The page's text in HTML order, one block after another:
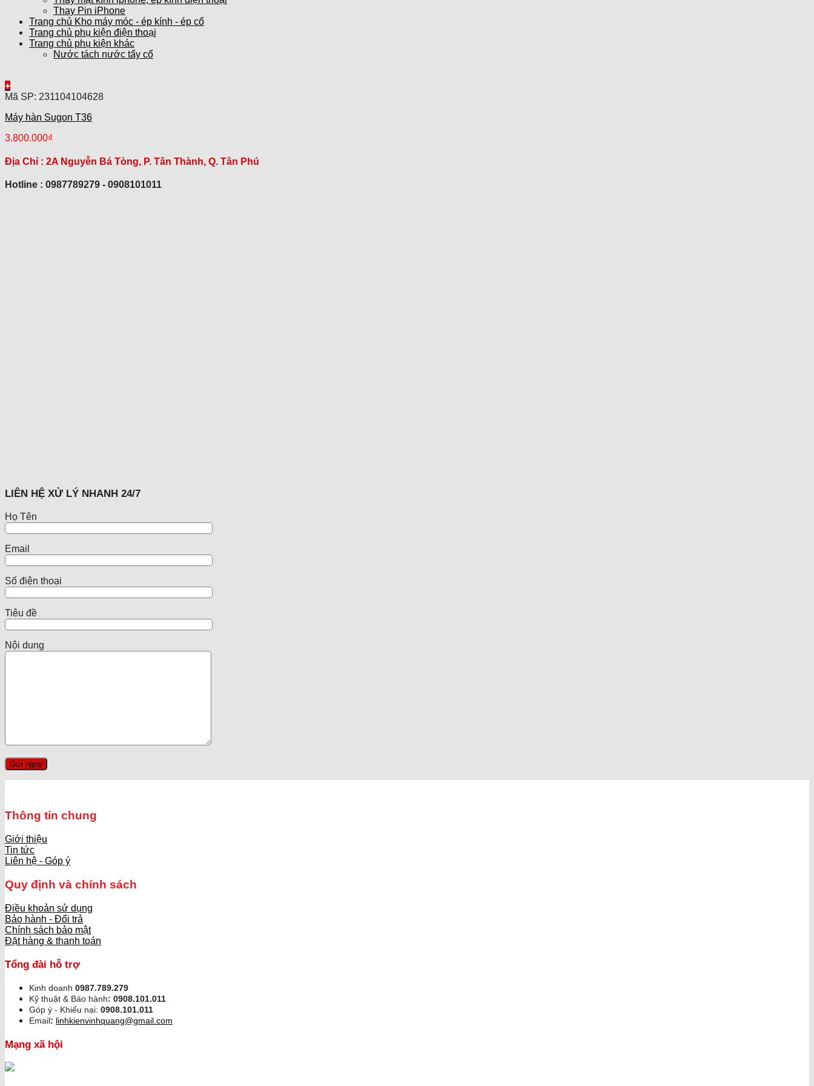
Thay Pin iPhone
Trang chủ Kho máy móc - ép kính - ép cổ
Trang chủ phụ kiện điện thoại
Trang chủ phụ kiện khác
Nước tách nước tẩy cổ
+
Mã SP: 231104104628
Máy hàn Sugon T36
3.800.000₫
Địa Chỉ : 2A Nguyễn Bá Tòng, P. Tân Thành, Q. Tân Phú
Hotline : 0987789279 - 0908101011
LIÊN HỆ XỬ LÝ NHANH 24/7
Họ Tên
Email
Số điện thoại
Tiêu đề
Nội dung
Thông tin chung
Giới thiệu
Tin tức
Liên hệ - Góp ý
Quy định và chính sách
Điều khoản sử dụng
Bảo hành - Đổi trả
Chính sách bảo mật
Đặt hàng & thanh toán
Tổng đài hỗ trợ
Kinh doanh 0987.789.279
Kỹ thuật & Bảo hành: 0908.101.011
Góp ý - Khiếu nại: 0908.101.011
Email: linhkienvinhquang@gmail.com
Mạng xã hội